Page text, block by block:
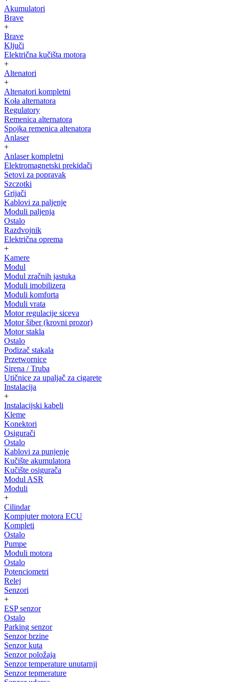
Akumulatori
Brave
+
Brave
Ključi
Električna kučišta motora
+
Altenatori
+
Altenatori kompletni
Koła alternatora
Regulatory
Remenica alternatora
Spojka remenica altenatora
Anlaser
+
Anlaser kompletni
Elektromagnetski prekidači
Setovi za popravak
Szczotki
Grijači
Kablovi za paljenje
Moduli paljenja
Ostalo
Razdvojnik
Električna oprema
+
Kamere
Modul
Modul zračnih jastuka
Moduli imobilizera
Moduli komforta
Moduli vrata
Motor regulacije siceva
Motor šiber (krovni prozor)
Motor stakla
Ostalo
Podizač stakala
Przetwornice
Sirena / Truba
Utičnice za upaljač za cigarete
Instalacija
+
Instalacijski kabeli
Kleme
Konektori
Osigurači
Ostalo
Kablovi za punjenje
Kučište akumulatora
Kučište osigurača
Modul ASR
Moduli
+
Cilindar
Kompjuter motora ECU
Kompleti
Ostalo
Pumpe
Moduli motora
Ostalo
Potenciometri
Relej
Senzori
+
ESP senzor
Ostalo
Parking senzor
Senzor brzine
Senzor kuta
Senzor položaja
Senzor temperature unutarnji
Senzor tepmerature